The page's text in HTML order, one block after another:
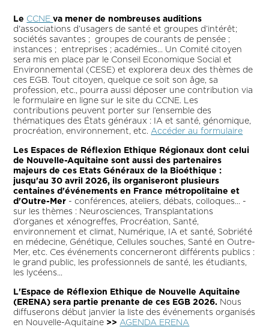
Le CCNEva mener de nombreuses auditions
d'associations d’usagers de santé et groupes d’intérêt;
sociétés savantes ; groupes de courants de pensée ;
instances ; entreprises ; académies... Un Comité citoyen
sera mis en place par le Conseil Economique Social et
Environnemental (CESE) et explorera deux des thèmes de
ces EGB. Tout citoyen, quelque ce soit son âge, sa
profession, etc., pourra aussi déposer une contribution via
le formulaire en ligne sur le site du CCNE. Les
contributions peuvent porter sur l’ensemble des
thématiques des États généraux : IA et santé, génomique,
procréation, environnement, etc.Accéder au formulaire
Les Espaces de Réflexion Ethique Régionaux dont celui
de Nouvelle-Aquitaine sont aussi des partenaires
majeurs de ces Etats Généraux de la Bioéthique :
jusqu'au 30 avril 2026, ils organiseront plusieurs
centaines d'événements en France métropolitaine et
d'Outre-Mer - conférences, ateliers, débats, colloques... -
sur les thèmes : Neurosciences, Transplantations
d’organes et xénogreffes, Procréation, Santé,
environnement et climat, Numérique, IA et santé, Sobriété
en médecine, Génétique, Cellules souches, Santé en Outre-
Mer, etc. Ces événements concerneront différents publics :
le grand public, les professionnels de santé, les étudiants,
les lycéens...
L'Espace de Réflexion Ethique de Nouvelle Aquitaine
(ERENA) sera partie prenante de ces EGB 2026. Nous
diffuserons début janvier la liste des événements organisés
en Nouvelle-Aquitaine >>AGENDA ERENA